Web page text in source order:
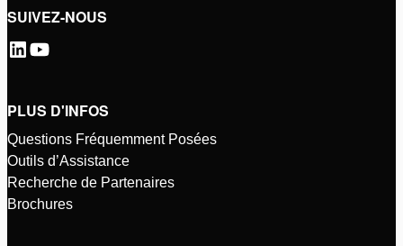
SUIVEZ-NOUS
PLUS D'INFOS
Questions Fréquemment Posées
Outils d’Assistance
Recherche de Partenaires
Brochures